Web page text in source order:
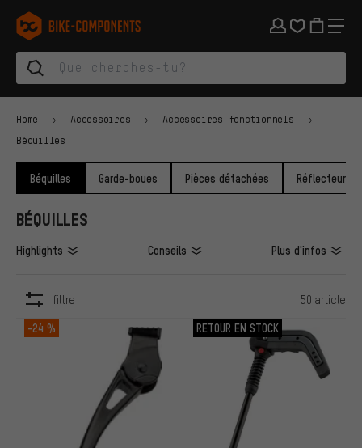
Aller à la navigation principale
Aller à la navigation des catégories
Aller au contenu
Aller aux marques et à la newsletter
Aller au pied de page
bike-components.de Page d'accueil
Home Accessoires Accessoires fonctionnels
Béquilles
Béquilles Garde-boues Pièces détachées Réflecteurs
BÉQUILLES
Highlights Conseils Plus d'infos
filtre 50 article
ARTICLES
-24 % RETOUR EN STOCK